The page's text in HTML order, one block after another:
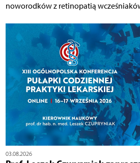
noworodków z retinopatią
03.08.2026